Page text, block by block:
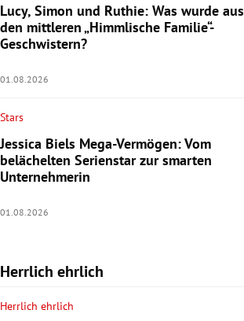
Lucy, Simon und Ruthie: Was wurde aus
den mittleren „Himmlische Familie“-
Geschwistern?
01.08.2026
Stars
Jessica Biels Mega-Vermögen: Vom
belächelten Serienstar zur smarten
Unternehmerin
01.08.2026
Herrlich ehrlich
Herrlich ehrlich